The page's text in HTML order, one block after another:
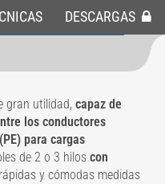
DESCARGAS
gran utilidad, capaz de
los conductores
para cargas
de 2 o 3 hilos con
y cómodas medidas